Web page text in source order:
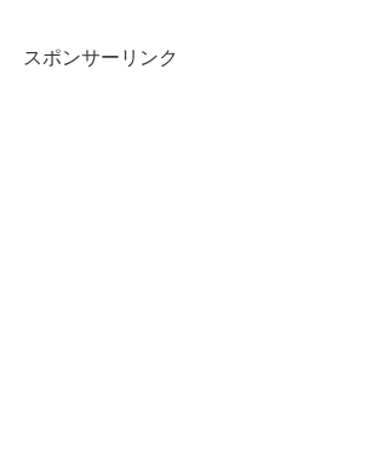
スポンサーリンク